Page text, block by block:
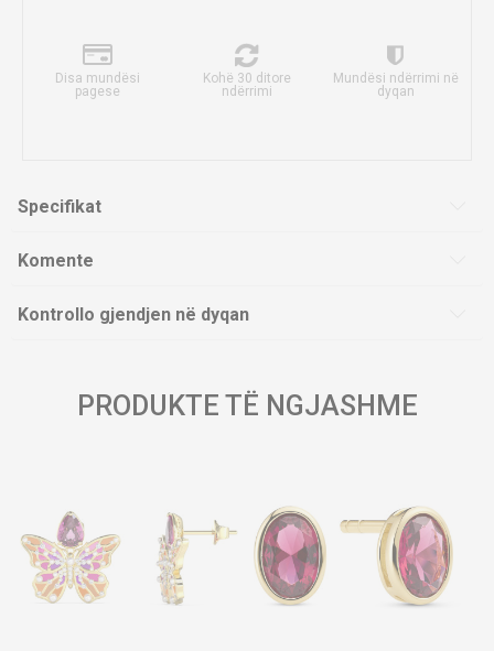
Disa mundësi
pagese
Kohë 30 ditore
ndërrimi
Mundësi ndërrimi në
dyqan
Specifikat
Komente
Kontrollo gjendjen në dyqan
PRODUKTE TË NGJASHME